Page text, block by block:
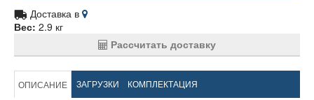
Доставка в
Вес: 2.9 кг
Рассчитать доставку
ОПИСАНИЕ ЗАГРУЗКИ КОМПЛЕКТАЦИЯ